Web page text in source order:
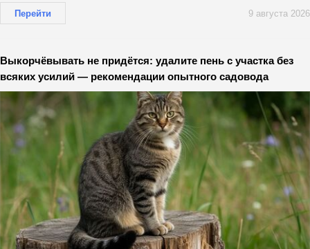
Перейти 9 августа 2026
Выкорчёвывать не придётся: удалите пень с участка без
всяких усилий — рекомендации опытного садовода